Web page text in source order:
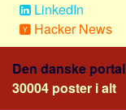
Bannere
Hjælp
LinkedIn
Hacker News
Den danske portal
30004 poster i alt